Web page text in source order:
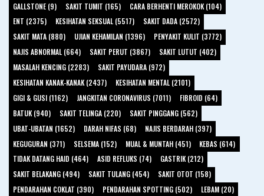
GALLSTONE (9)
SAKIT TUMIT (165)
CARA BERHENTI MEROKOK (104)
ENT (2375)
KESIHATAN SEKSUAL (5517)
SAKIT DADA (2572)
SAKIT MATA (880)
UJIAN KEHAMILAN (1396)
PENYAKIT KULIT (3772)
NAJIS ABNORMAL (664)
SAKIT PERUT (3867)
SAKIT LUTUT (402)
MASALAH KENCING (2283)
SAKIT PAYUDARA (972)
KESIHATAN KANAK-KANAK (2437)
KESIHATAN MENTAL (2101)
GIGI & GUSI (1162)
JANGKITAN CORONAVIRUS (7011)
FIBROID (64)
BATUK (940)
SAKIT TELINGA (220)
SAKIT PINGGANG (562)
UBAT-UBATAN (1652)
DARAH NIFAS (68)
NAJIS BERDARAH (397)
KEGUGURAN (371)
SELSEMA (152) MUAL & MUNTAH (451)
KEBAS (614)
TIDAK DATANG HAID (464)
ASID REFLUKS (74)
GASTRIK (212)
SAKIT BELAKANG (494)
SAKIT TULANG (454)
SAKIT OTOT (158)
PENDARAHAN COKLAT (390)
PENDARAHAN SPOTTING (502)
LEBAM (20)